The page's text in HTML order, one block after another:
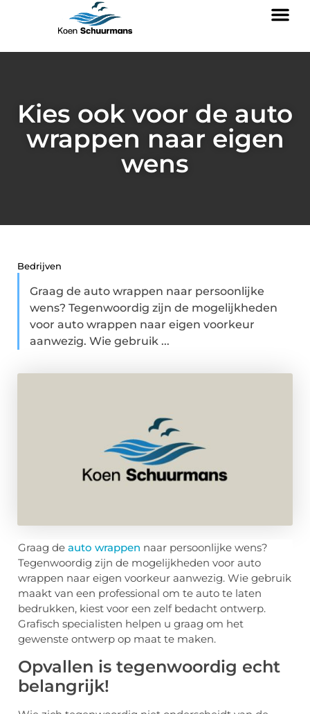
Kies ook voor de auto
wrappen naar eigen
wens
Bedrijven
Graag de auto wrappen naar persoonlijke
wens? Tegenwoordig zijn de mogelijkheden
voor auto wrappen naar eigen voorkeur
aanwezig. Wie gebruik ...
Graag de auto wrappen naar persoonlijke wens?
Tegenwoordig zijn de mogelijkheden voor auto
wrappen naar eigen voorkeur aanwezig. Wie gebruik
maakt van een professional om te auto te laten
bedrukken, kiest voor een zelf bedacht ontwerp.
Grafisch specialisten helpen u graag om het
gewenste ontwerp op maat te maken.
Opvallen is tegenwoordig echt
belangrijk!